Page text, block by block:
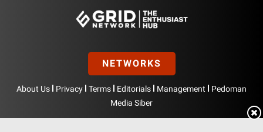
NETWORKS
About Us Privacy Terms Editorials Management
Pedoman
Media Siber